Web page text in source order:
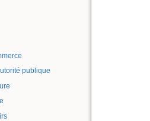
publique